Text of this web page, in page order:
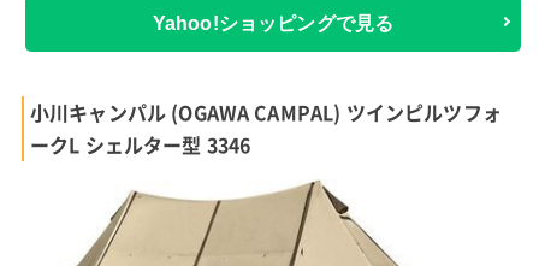
Yahoo!ショッピングで見る
小川キャンパル (OGAWA CAMPAL) ツインピルツフォ
ークL シェルター型 3346